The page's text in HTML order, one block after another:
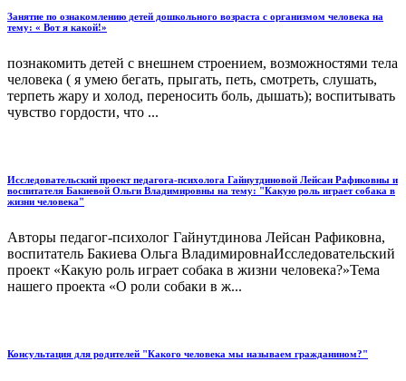
Занятие по ознакомлению детей дошкольного возраста с организмом человека на
тему: « Вот я какой!»
познакомить детей с внешнем строением, возможностями тела
человека ( я умею бегать, прыгать, петь, смотреть, слушать,
терпеть жару и холод, переносить боль, дышать); воспитывать
чувство гордости, что ...
Исследовательский проект педагога-психолога Гайнутдиновой Лейсан Рафиковны и
воспитателя Бакиевой Ольги Владимировны на тему: "Какую роль играет собака в
жизни человека"
Авторы педагог-психолог Гайнутдинова Лейсан Рафиковна,
воспитатель Бакиева Ольга ВладимировнаИсследовательский
проект «Какую роль играет собака в жизни человека?»Тема
нашего проекта «О роли собаки в ж...
Консультация для родителей "Какого человека мы называем гражданином?"